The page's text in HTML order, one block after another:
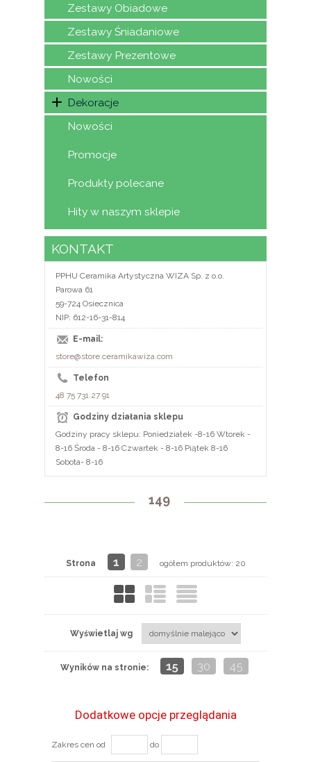
Zestawy Obiadowe
Zestawy Śniadaniowe
Zestawy Prezentowe
Nowości
Dekoracje
Nowości
Promocje
Produkty polecane
Hity w naszym sklepie
KONTAKT
PPHU Ceramika Artystyczna WIZA Sp. z o.o.
Parowa 61
59-724 Osiecznica
NIP: 612-16-31-814
E-mail:
store@store.ceramikawiza.com
Telefon
48 75 731 27 91
Godziny działania sklepu
Godziny pracy sklepu: Poniedziałek -8-16 Wtorek -
8-16 Środa - 8-16 Czwartek - 8-16 Piątek 8-16
Sobota- 8-16
149
Strona 1 2 ogółem produktów: 20
Wyświetlaj wg
Wyników na stronie: 15 30 45
Dodatkowe opcje przeglądania
Zakres cen od do